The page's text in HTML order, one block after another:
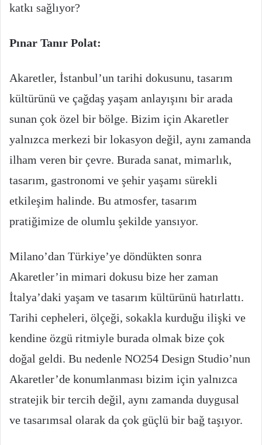
katkı sağlıyor?
Pınar Tanır Polat:
Akaretler, İstanbul’un tarihi dokusunu, tasarım
kültürünü ve çağdaş yaşam anlayışını bir arada
sunan çok özel bir bölge. Bizim için Akaretler
yalnızca merkezi bir lokasyon değil, aynı zamanda
ilham veren bir çevre. Burada sanat, mimarlık,
tasarım, gastronomi ve şehir yaşamı sürekli
etkileşim halinde. Bu atmosfer, tasarım
pratiğimize de olumlu şekilde yansıyor.
Milano’dan Türkiye’ye döndükten sonra
Akaretler’in mimari dokusu bize her zaman
İtalya’daki yaşam ve tasarım kültürünü hatırlattı.
Tarihi cepheleri, ölçeği, sokakla kurduğu ilişki ve
kendine özgü ritmiyle burada olmak bize çok
doğal geldi. Bu nedenle NO254 Design Studio’nun
Akaretler’de konumlanması bizim için yalnızca
stratejik bir tercih değil, aynı zamanda duygusal
ve tasarımsal olarak da çok güçlü bir bağ taşıyor.